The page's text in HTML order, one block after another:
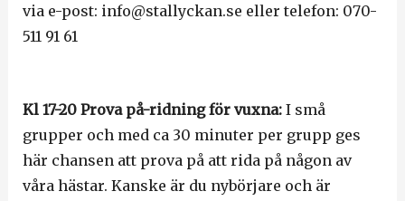
via e-post: info@stallyckan.se eller telefon: 070-
511 91 61
Kl 17-20 Prova på-ridning för vuxna:I små
grupper och med ca 30 minuter per grupp ges
här chansen att prova på att rida på någon av
våra hästar. Kanske är du nybörjare och är